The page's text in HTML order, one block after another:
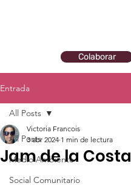
Colaborar
Entrada
All Posts
Medio Ambiente
Social Comunitario
All Posts
Jam de la Costa
Victoria Francois
3 abr 2024 1 min de lectura